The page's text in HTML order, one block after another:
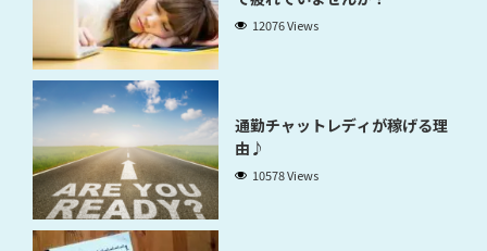
12076 Views
通勤チャットレディが稼げる理
由♪
10578 Views